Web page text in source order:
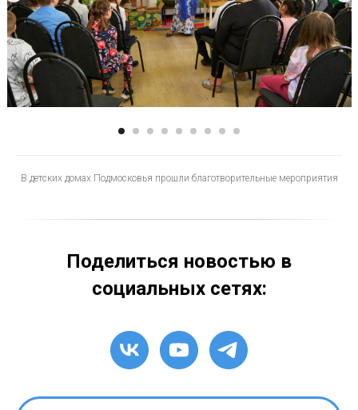
В детских домах Подмосковья прошли благотворительные мероприятия
Поделиться новостью в
социальных сетях: